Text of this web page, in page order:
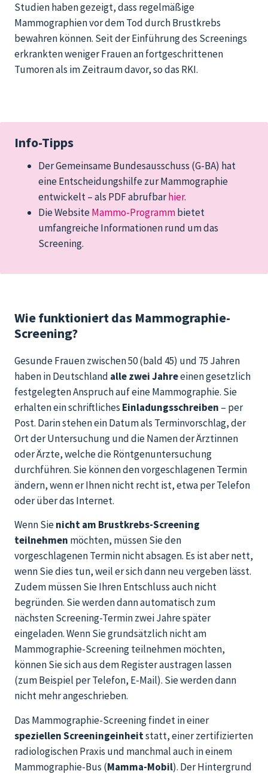
Studien haben gezeigt, dass regelmäßige
Mammographien vor dem Tod durch Brustkrebs
bewahren können. Seit der Einführung des Screenings
erkrankten weniger Frauen an fortgeschrittenen
Tumoren als im Zeitraum davor, so das RKI.
Info-Tipps
Der Gemeinsame Bundesausschuss (G-BA) hat
eine Entscheidungshilfe zur Mammographie
entwickelt – als PDF abrufbarhier.
Die WebsiteMammo-Programmbietet
umfangreiche Informationen rund um das
Screening.
Wie funktioniert das Mammographie-
Screening?
Gesunde Frauen zwischen 50 (bald 45) und 75 Jahren
haben in Deutschland alle zwei Jahreeinen gesetzlich
festgelegten Anspruch auf eine Mammographie. Sie
erhalten ein schriftliches Einladungsschreiben – per
Post. Darin stehen ein Datum als Terminvorschlag, der
Ort der Untersuchung und die Namen der Ärztinnen
oder Ärzte, welche die Röntgenuntersuchung
durchführen. Sie können den vorgeschlagenen Termin
ändern, wenn er Ihnen nicht recht ist, etwa per Telefon
oder über das Internet.
Wenn Sienicht am Brustkrebs-Screening
teilnehmen möchten, müssen Sie den
vorgeschlagenen Termin nicht absagen. Es ist aber nett,
wenn Sie dies tun, weil er sich dann neu vergeben lässt.
Zudem müssen Sie Ihren Entschluss auch nicht
begründen. Sie werden dann automatisch zum
nächsten Screening-Termin zwei Jahre später
eingeladen. Wenn Sie grundsätzlich nicht am
Mammographie-Screening teilnehmen möchten,
können Sie sich aus dem Register austragen lassen
(zum Beispiel per Telefon, E-Mail). Sie werden dann
nicht mehr angeschrieben.
Das Mammographie-Screening findet in einer
speziellen Screeningeinheitstatt, einer zertifizierten
radiologischen Praxis und manchmal auch in einem
Mammographie-Bus (Mamma-Mobil). Der Hintergrund